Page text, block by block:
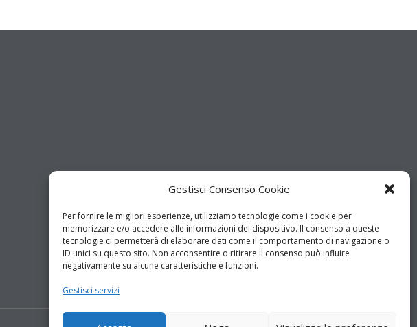
Gestisci Consenso Cookie
Per fornire le migliori esperienze, utilizziamo tecnologie come i cookie per
memorizzare e/o accedere alle informazioni del dispositivo. Il consenso a queste
tecnologie ci permetterà di elaborare dati come il comportamento di navigazione o
ID unici su questo sito. Non acconsentire o ritirare il consenso può influire
negativamente su alcune caratteristiche e funzioni.
Gestisci servizi